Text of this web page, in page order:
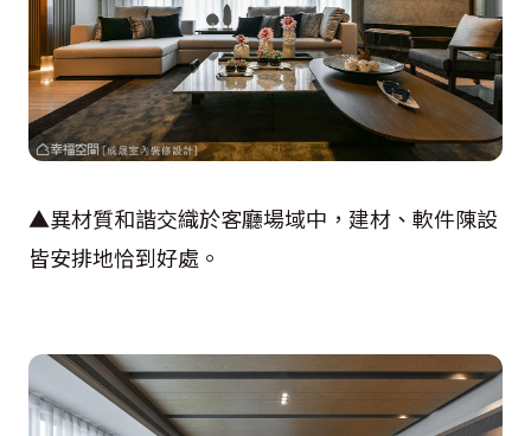
▲異材質和諧交織於客廳場域中，建材、軟件陳設
皆安排地恰到好處。